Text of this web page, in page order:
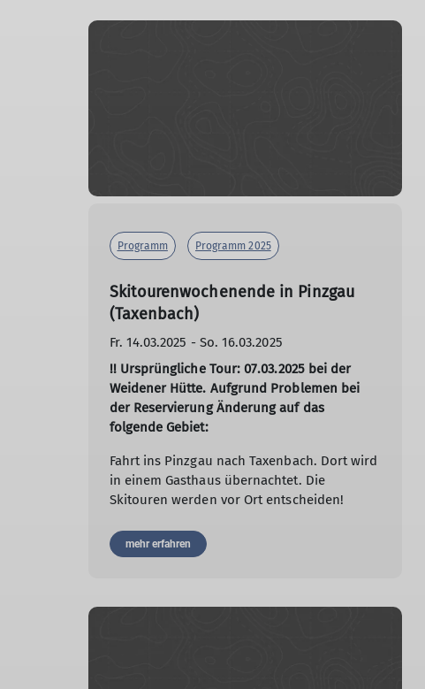
Programm Programm 2025
Skitourenwochenende in Pinzgau
(Taxenbach)
Fr. 14.03.2025 - So. 16.03.2025
!! Ursprüngliche Tour: 07.03.2025 bei der
Weidener Hütte. Aufgrund Problemen bei
der Reservierung Änderung auf das
folgende Gebiet:
Fahrt ins Pinzgau nach Taxenbach. Dort wird
in einem Gasthaus übernachtet. Die
Skitouren werden vor Ort entscheiden!
mehr erfahren